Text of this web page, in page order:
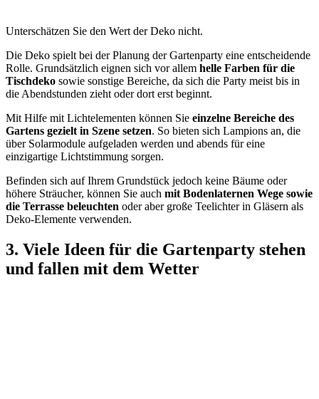
Unterschätzen Sie den Wert der Deko nicht.
Die Deko spielt bei der Planung der Gartenparty eine entscheidende
Rolle. Grundsätzlich eignen sich vor allem helle Farben für die
Tischdeko sowie sonstige Bereiche, da sich die Party meist bis in
die Abendstunden zieht oder dort erst beginnt.
Mit Hilfe mit Lichtelementen können Sie einzelne Bereiche des
Gartens gezielt in Szene setzen. So bieten sich Lampions an, die
über Solarmodule aufgeladen werden und abends für eine
einzigartige Lichtstimmung sorgen.
Befinden sich auf Ihrem Grundstück jedoch keine Bäume oder
höhere Sträucher, können Sie auch mit Bodenlaternen Wege sowie
die Terrasse beleuchten oder aber große Teelichter in Gläsern als
Deko-Elemente verwenden.
3. Viele Ideen für die Gartenparty stehen
und fallen mit dem Wetter